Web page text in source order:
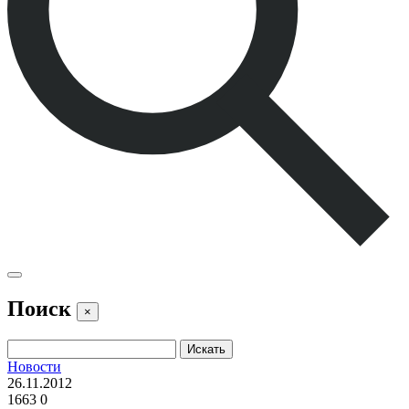
Поиск ×
Новости
26.11.2012
1663 0